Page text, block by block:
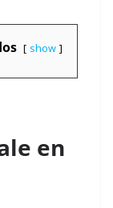
show
en